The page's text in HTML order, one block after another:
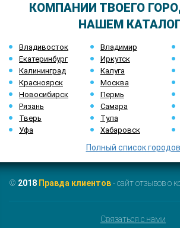
КОМПАНИИ ТВОЕГО
НАШЕМ
Владивосток Владимир
Екатеринбург
Иркутск
Калининград
Калуга
Красноярск
Москва
Новосибирск
Пермь
Рязань
Самара
Тверь
Тула
Уфа
Хабаровск
Полный список городов
© 2018 Правда клиентов- сайт отзывов о
Связаться с нами